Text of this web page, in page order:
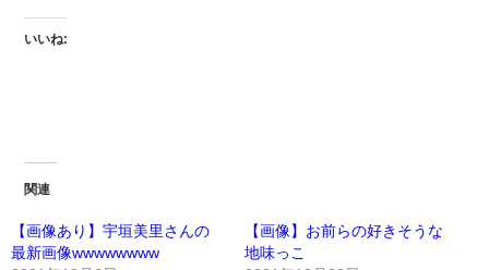
いいね:
関連
【画像あり】宇垣美里さんの
最新画像wwwwwwww
【画像】お前らの好きそうな
地味っこ